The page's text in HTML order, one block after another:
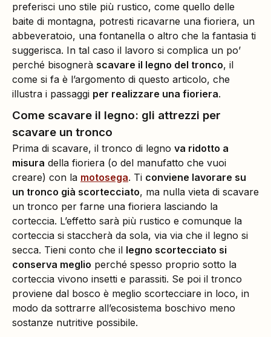
preferisci uno stile più rustico, come quello delle
baite di montagna, potresti ricavarne una fioriera, un
abbeveratoio, una fontanella o altro che la fantasia ti
suggerisca. In tal caso il lavoro si complica un po’
perché bisognerà scavare il legno del tronco, il
come si fa è l’argomento di questo articolo, che
illustra i passaggi per realizzare una fioriera.
Come scavare il legno: gli attrezzi per
scavare un tronco
Prima di scavare, il tronco di legno va ridotto a
misura della fioriera (o del manufatto che vuoi
creare) con la motosega. Ti conviene lavorare su
un tronco già scortecciato, ma nulla vieta di scavare
un tronco per farne una fioriera lasciando la
corteccia. L’effetto sarà più rustico e comunque la
corteccia si staccherà da sola, via via che il legno si
secca. Tieni conto che il legno scortecciato si
conserva meglio perché spesso proprio sotto la
corteccia vivono insetti e parassiti. Se poi il tronco
proviene dal bosco è meglio scortecciare in loco, in
modo da sottrarre all’ecosistema boschivo meno
sostanze nutritive possibile.